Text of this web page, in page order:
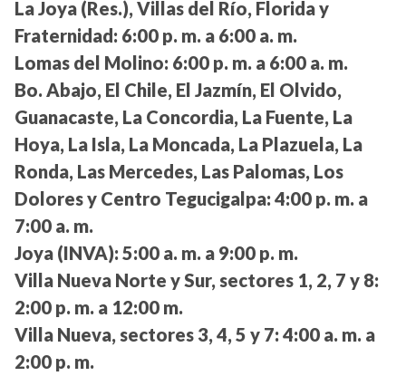
La Joya (Res.), Villas del Río, Florida y
Fraternidad: 6:00 p. m. a 6:00 a. m.
Lomas del Molino: 6:00 p. m. a 6:00 a. m.
Bo. Abajo, El Chile, El Jazmín, El Olvido,
Guanacaste, La Concordia, La Fuente, La
Hoya, La Isla, La Moncada, La Plazuela, La
Ronda, Las Mercedes, Las Palomas, Los
Dolores y Centro Tegucigalpa: 4:00 p. m. a
7:00 a. m.
Joya (INVA): 5:00 a. m. a 9:00 p. m.
Villa Nueva Norte y Sur, sectores 1, 2, 7 y 8:
2:00 p. m. a 12:00 m.
Villa Nueva, sectores 3, 4, 5 y 7: 4:00 a. m. a
2:00 p. m.